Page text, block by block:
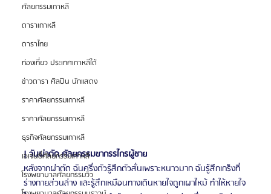
ศัลยกรรมเกาหลี
ดาราเกาหลี
ดาราไทย
ท่องเที่ยว ประเทศเกาหลีใต้
ข่าวดารา ศิลปิน นักแสดง
ราคาศัลยกรรมเกาหลี
ราคาศัลยกรรมเกาหลี
ธุรกิจศัลยกรรมเกาหลี
เอเจนซี่ศัลยกรรมเกาหลี
โรงพยาบาลศัลยกรรมวิว
| วันผ่าตัด ศัลยกรรมขากรรไกรผู้ชาย
หลังจากผ่าตัด ฉันครึ่งตัวรู้สึกตัวสั่นเพราะหนาวมาก ฉันรู้สึกเกร็งที่
ร่างกายส่วนล่าง และรู้สึกเหมือนทางเดินหายใจถูกเผาไหม้ ทำให้หายใจ